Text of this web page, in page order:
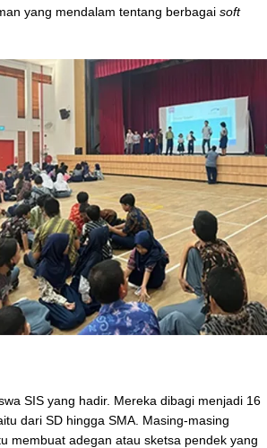
yang mendalam tentang berbagaisoft
SIS yang hadir. Mereka dibagi menjadi 16
dari SD hingga SMA. Masing-masing
membuat adegan atau sketsa pendek yang